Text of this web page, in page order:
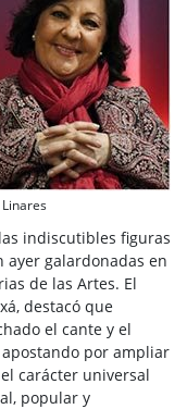
indiscutibles figuras
galardonadas en
de las Artes. El
destacó que
el cante y el
por ampliar
carácter universal
popular y